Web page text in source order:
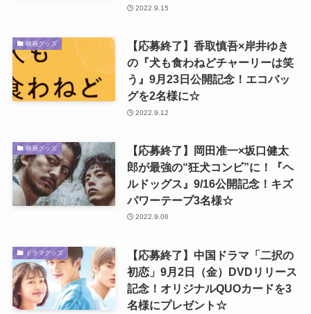
2022.9.15
映画グッズ
【応募終了】香取慎吾×岸井ゆき
の『犬も食わねどチャーリーは笑
う』9月23日公開記念！エコバッ
グを2名様に☆
2022.9.12
映画グッズ
【応募終了】岡田准一×坂口健太
郎が最強の“狂犬コンビ”に！『ヘ
ルドッグス』9/16公開記念！キズ
パワーテープ3名様☆
2022.9.06
ドラマグッズ
【応募終了】中国ドラマ「二択の
初恋」9月2日（金）DVDリリース
記念！オリジナルQUOカードを3
名様にプレゼント☆